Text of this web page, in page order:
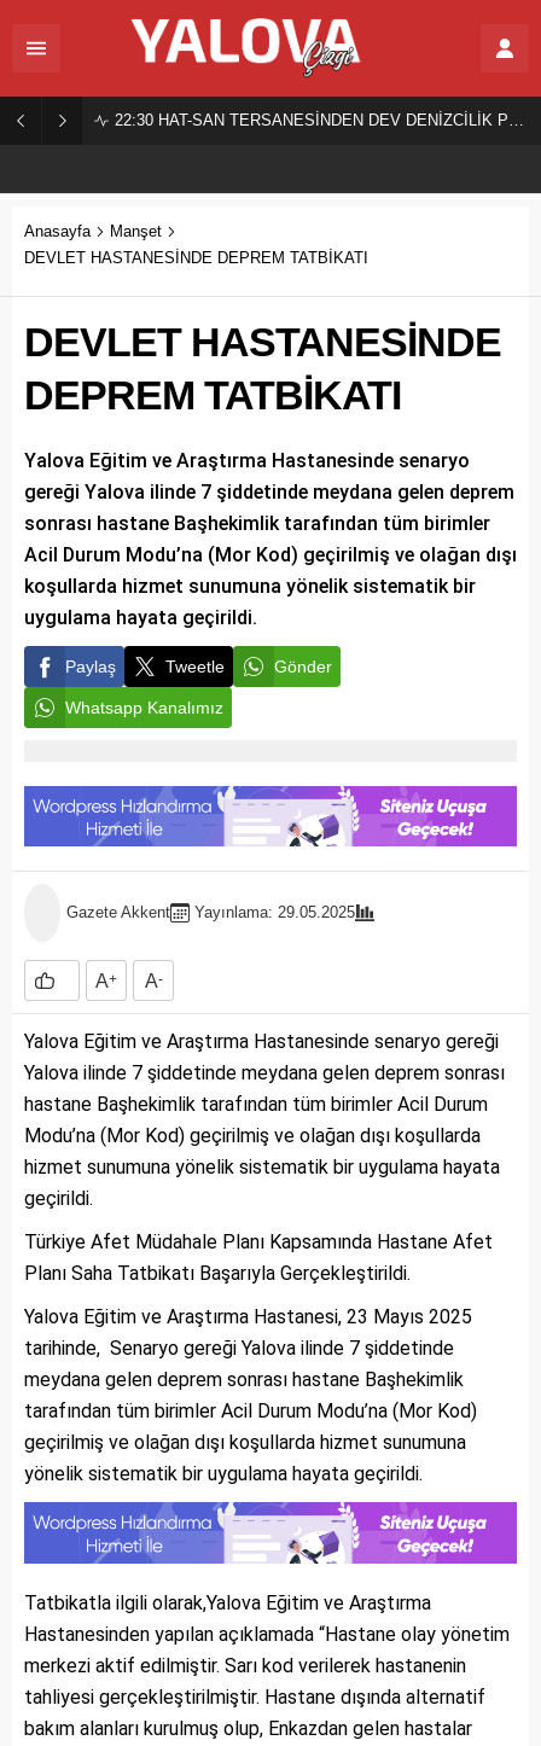
22:30 HAT-SAN TERSANESİNDEN DEV DENİZCİLİK PROJESİ!
Anasayfa
Manşet
DEVLET HASTANESİNDE DEPREM TATBİKATI
DEVLET HASTANESİNDE
DEPREM TATBİKATI
Yalova Eğitim ve Araştırma Hastanesinde senaryo
gereği Yalova ilinde 7 şiddetinde meydana gelen deprem
sonrası hastane Başhekimlik tarafından tüm birimler
Acil Durum Modu’na (Mor Kod) geçirilmiş ve olağan dışı
koşullarda hizmet sunumuna yönelik sistematik bir
uygulama hayata geçirildi.
Paylaş Tweetle Gönder
Whatsapp Kanalımız
Gazete Akkent Yayınlama: 29.05.2025
A+ A-
Yalova Eğitim ve Araştırma Hastanesinde senaryo gereği
Yalova ilinde 7 şiddetinde meydana gelen deprem sonrası
hastane Başhekimlik tarafından tüm birimler Acil Durum
Modu’na (Mor Kod) geçirilmiş ve olağan dışı koşullarda
hizmet sunumuna yönelik sistematik bir uygulama hayata
geçirildi.
Türkiye Afet Müdahale Planı Kapsamında Hastane Afet
Planı Saha Tatbikatı Başarıyla Gerçekleştirildi.
Yalova Eğitim ve Araştırma Hastanesi, 23 Mayıs 2025
tarihinde, Senaryo gereği Yalova ilinde 7 şiddetinde
meydana gelen deprem sonrası hastane Başhekimlik
tarafından tüm birimler Acil Durum Modu’na (Mor Kod)
geçirilmiş ve olağan dışı koşullarda hizmet sunumuna
yönelik sistematik bir uygulama hayata geçirildi.
Tatbikatla ilgili olarak,Yalova Eğitim ve Araştırma
Hastanesinden yapılan açıklamada “Hastane olay yönetim
merkezi aktif edilmiştir. Sarı kod verilerek hastanenin
tahliyesi gerçekleştirilmiştir. Hastane dışında alternatif
bakım alanları kurulmuş olup, Enkazdan gelen hastalar